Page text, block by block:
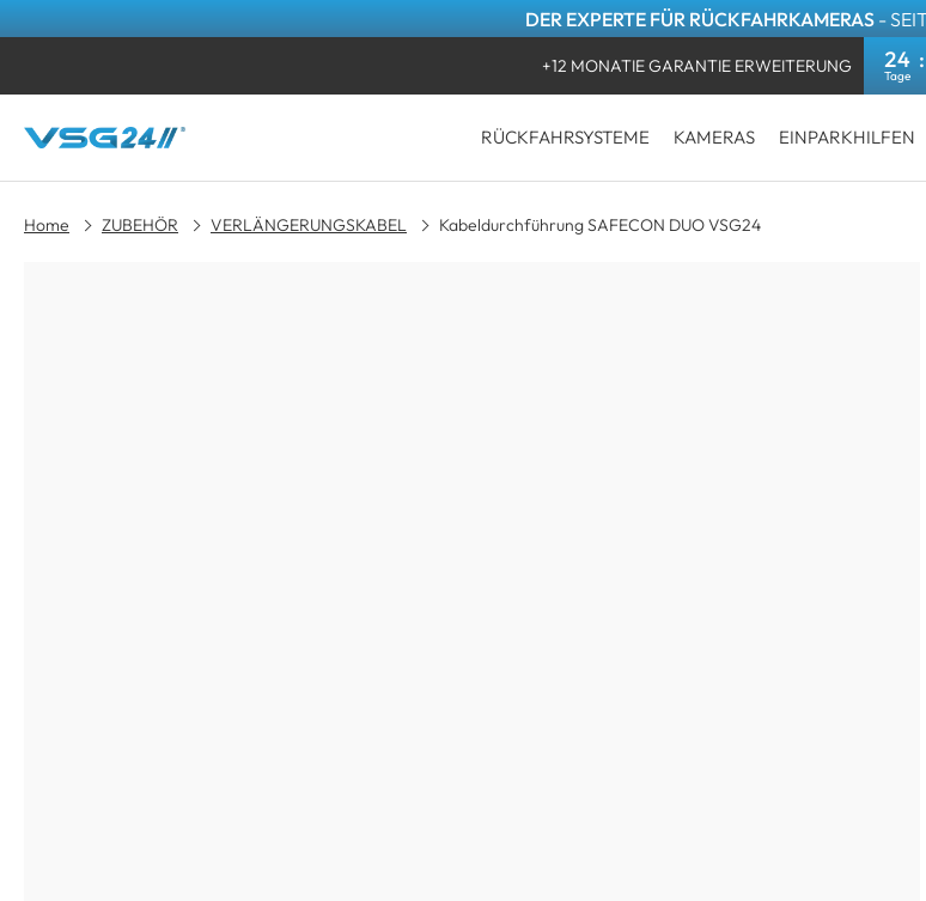
DER EXPERTE FÜR RÜCKFAHRKAMERAS -
+12 MONATIE GARANTIE ERWEITERUNG 24
kostenloser Versand innerhalb
RÜCKFAHRSYSTEME KAMERAS EINPARKHILFEN
Home ZUBEHÖR VERLÄNGERUNGSKABEL Kabeldurchführung SAFECON DUO VSG24